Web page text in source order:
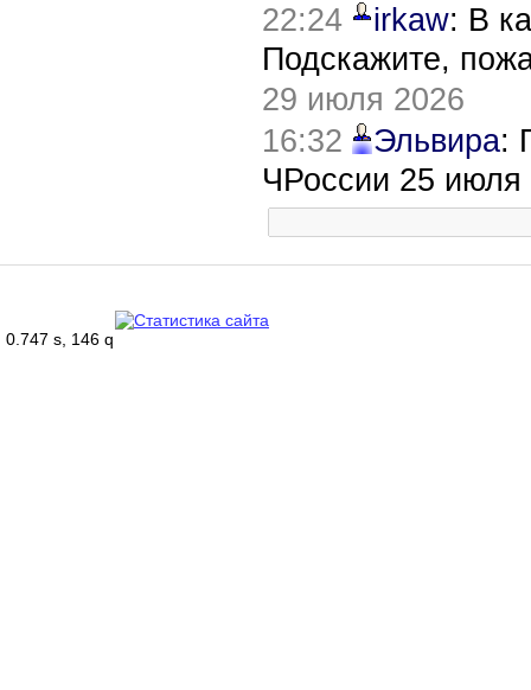
22:24
irkaw: В
Подскажите,
29 июля 2026
16:32
Эльвира:
ЧРоссии 25 июля
0.747 s, 146 q